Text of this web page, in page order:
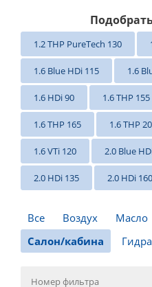
1.2 THP PureTech 130
1.6 Blue HDi 115 1.6
1.6 HDi 90 1.6 THP 155
1.6 THP 165 1.6 THP
1.6 VTi 120 2.0 Blue
2.0 HDi 135 2.0 HDi 160
Все Воздух Масло
Салон/кабина